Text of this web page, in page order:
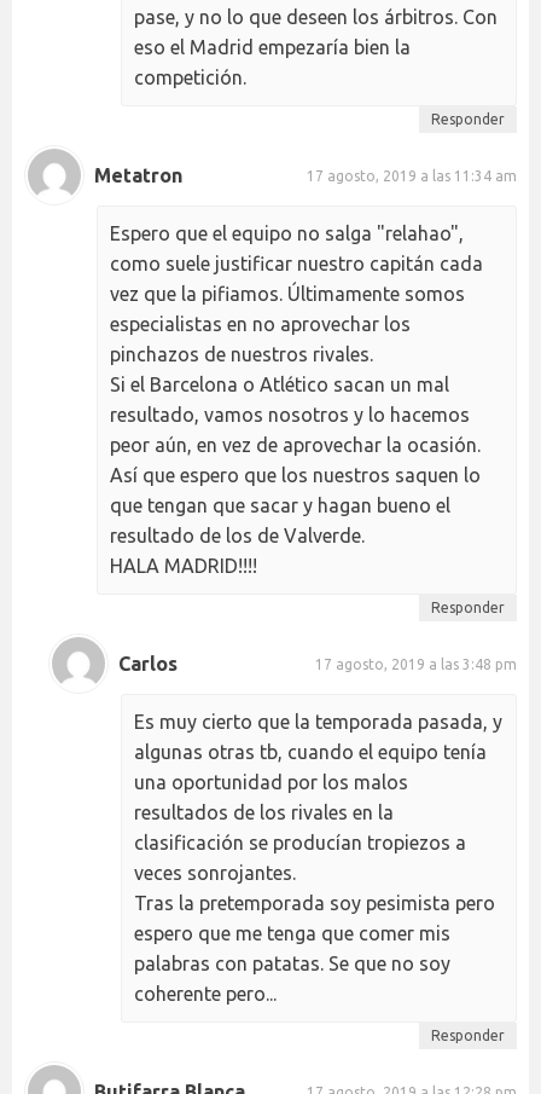
pase, y no lo que deseen los árbitros. Con
eso el Madrid empezaría bien la
competición.
Responder
Metatron 17 agosto, 2019 a las 11:34 am
Espero que el equipo no salga "relahao",
como suele justificar nuestro capitán cada
vez que la pifiamos. Últimamente somos
especialistas en no aprovechar los
pinchazos de nuestros rivales.
Si el Barcelona o Atlético sacan un mal
resultado, vamos nosotros y lo hacemos
peor aún, en vez de aprovechar la ocasión.
Así que espero que los nuestros saquen lo
que tengan que sacar y hagan bueno el
resultado de los de Valverde.
HALA MADRID!!!!
Responder
Carlos 17 agosto, 2019 a las 3:48 pm
Es muy cierto que la temporada pasada, y
algunas otras tb, cuando el equipo tenía
una oportunidad por los malos
resultados de los rivales en la
clasificación se producían tropiezos a
veces sonrojantes.
Tras la pretemporada soy pesimista pero
espero que me tenga que comer mis
palabras con patatas. Se que no soy
coherente pero...
Responder